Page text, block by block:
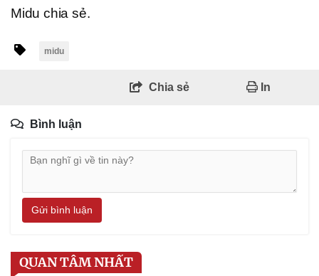
Midu chia sẻ.
midu
Chia sẻ In
Bình luận
Gửi bình luận
QUAN TÂM NHẤT